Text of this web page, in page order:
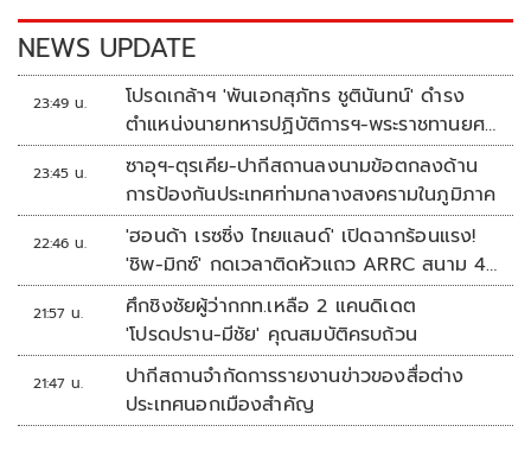
k k
NEWS UPDATE
23:49 น.
โปรดเกล้าฯ 'พันเอกสุภัทร ชูตินันทน์' ดำรง
ตำแหน่งนายทหารปฏิบัติการฯ-พระราชทานยศ
'พลตรี'
23:45 น.
ซาอุฯ-ตุรเคีย-ปากีสถานลงนามข้อตกลงด้าน
การป้องกันประเทศท่ามกลางสงครามในภูมิภาค
22:46 น.
'ฮอนด้า เรซซิ่ง ไทยแลนด์' เปิดฉากร้อนแรง!
'ชิพ-มิกซ์' กดเวลาติดหัวแถว ARRC สนาม 4
ที่มัลดาลิกา
21:57 น.
ศึกชิงชัยผู้ว่ากกท.เหลือ 2 แคนดิเดต
'โปรดปราน-มีชัย' คุณสมบัติครบถ้วน
21:47 น.
ปากีสถานจำกัดการรายงานข่าวของสื่อต่าง
ประเทศนอกเมืองสำคัญ